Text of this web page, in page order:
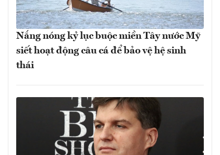
Nắng nóng kỷ lục buộc miền Tây nước Mỹ
siết hoạt động câu cá để bảo vệ hệ sinh
thái